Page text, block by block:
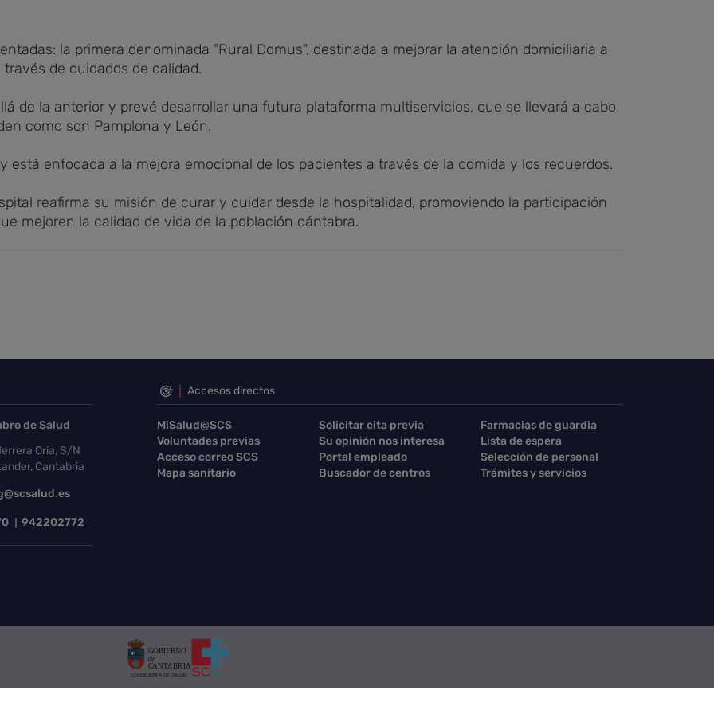
la primera denominada "Rural Domus", destinada a mejorar la atención domiciliaria a
de cuidados de calidad.
de la anterior y prevé desarrollar una futura plataforma multiservicios, que se llevará a cabo
como son Pamplona y León.
está enfocada a la mejora emocional de los pacientes a través de la comida y los recuerdos.
reafirma su misión de curar y cuidar desde la hospitalidad, promoviendo la participación
mejoren la calidad de vida de la población cántabra.
de Salud
Oria, S/N
Cantabria
942202772
Accesos directos
MiSalud@SCS Solicitar cita previa
Farmacias de guardia
Voluntades previas
Su opinión nos interesa
Lista de espera
Acceso correo SCS
Portal empleado
Selección de personal
Mapa sanitario
Buscador de centros Trámites y servicios